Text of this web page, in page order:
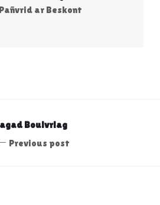
Pañvrid ar Beskont
Boulvriag
Previous post